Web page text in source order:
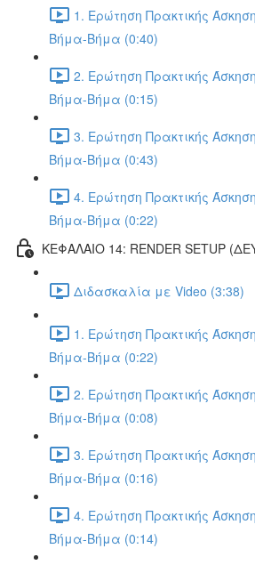
1. Ερώτηση Πρακτικής
Βήμα-Βήμα (0:40)
2. Ερώτηση Πρακτικής
Βήμα-Βήμα (0:15)
3. Ερώτηση Πρακτικής
Βήμα-Βήμα (0:43)
4. Ερώτηση Πρακτικής
Βήμα-Βήμα (0:22)
ΚΕΦΑΛΑΙΟ 14: RENDER SETUP
Διδασκαλία με Video (3:38)
1. Ερώτηση Πρακτικής
Βήμα-Βήμα (0:22)
2. Ερώτηση Πρακτικής
Βήμα-Βήμα (0:08)
3. Ερώτηση Πρακτικής
Βήμα-Βήμα (0:16)
4. Ερώτηση Πρακτικής
Βήμα-Βήμα (0:14)